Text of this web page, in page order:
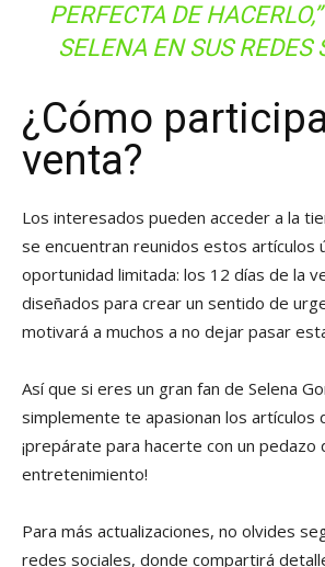
PERFECTA DE
SELENA EN SUS REDES
¿Cómo
venta?
Los interesados pueden acceder a la
se encuentran reunidos estos artículos
oportunidad limitada: los 12 días de la
diseñados para crear un sentido de
motivará a muchos a no dejar pasar
Así que si eres un gran fan de Selena
simplemente te apasionan los artículos
¡prepárate para hacerte con un pedazo
entretenimiento!
Para más actualizaciones, no olvides
redes sociales, donde compartirá